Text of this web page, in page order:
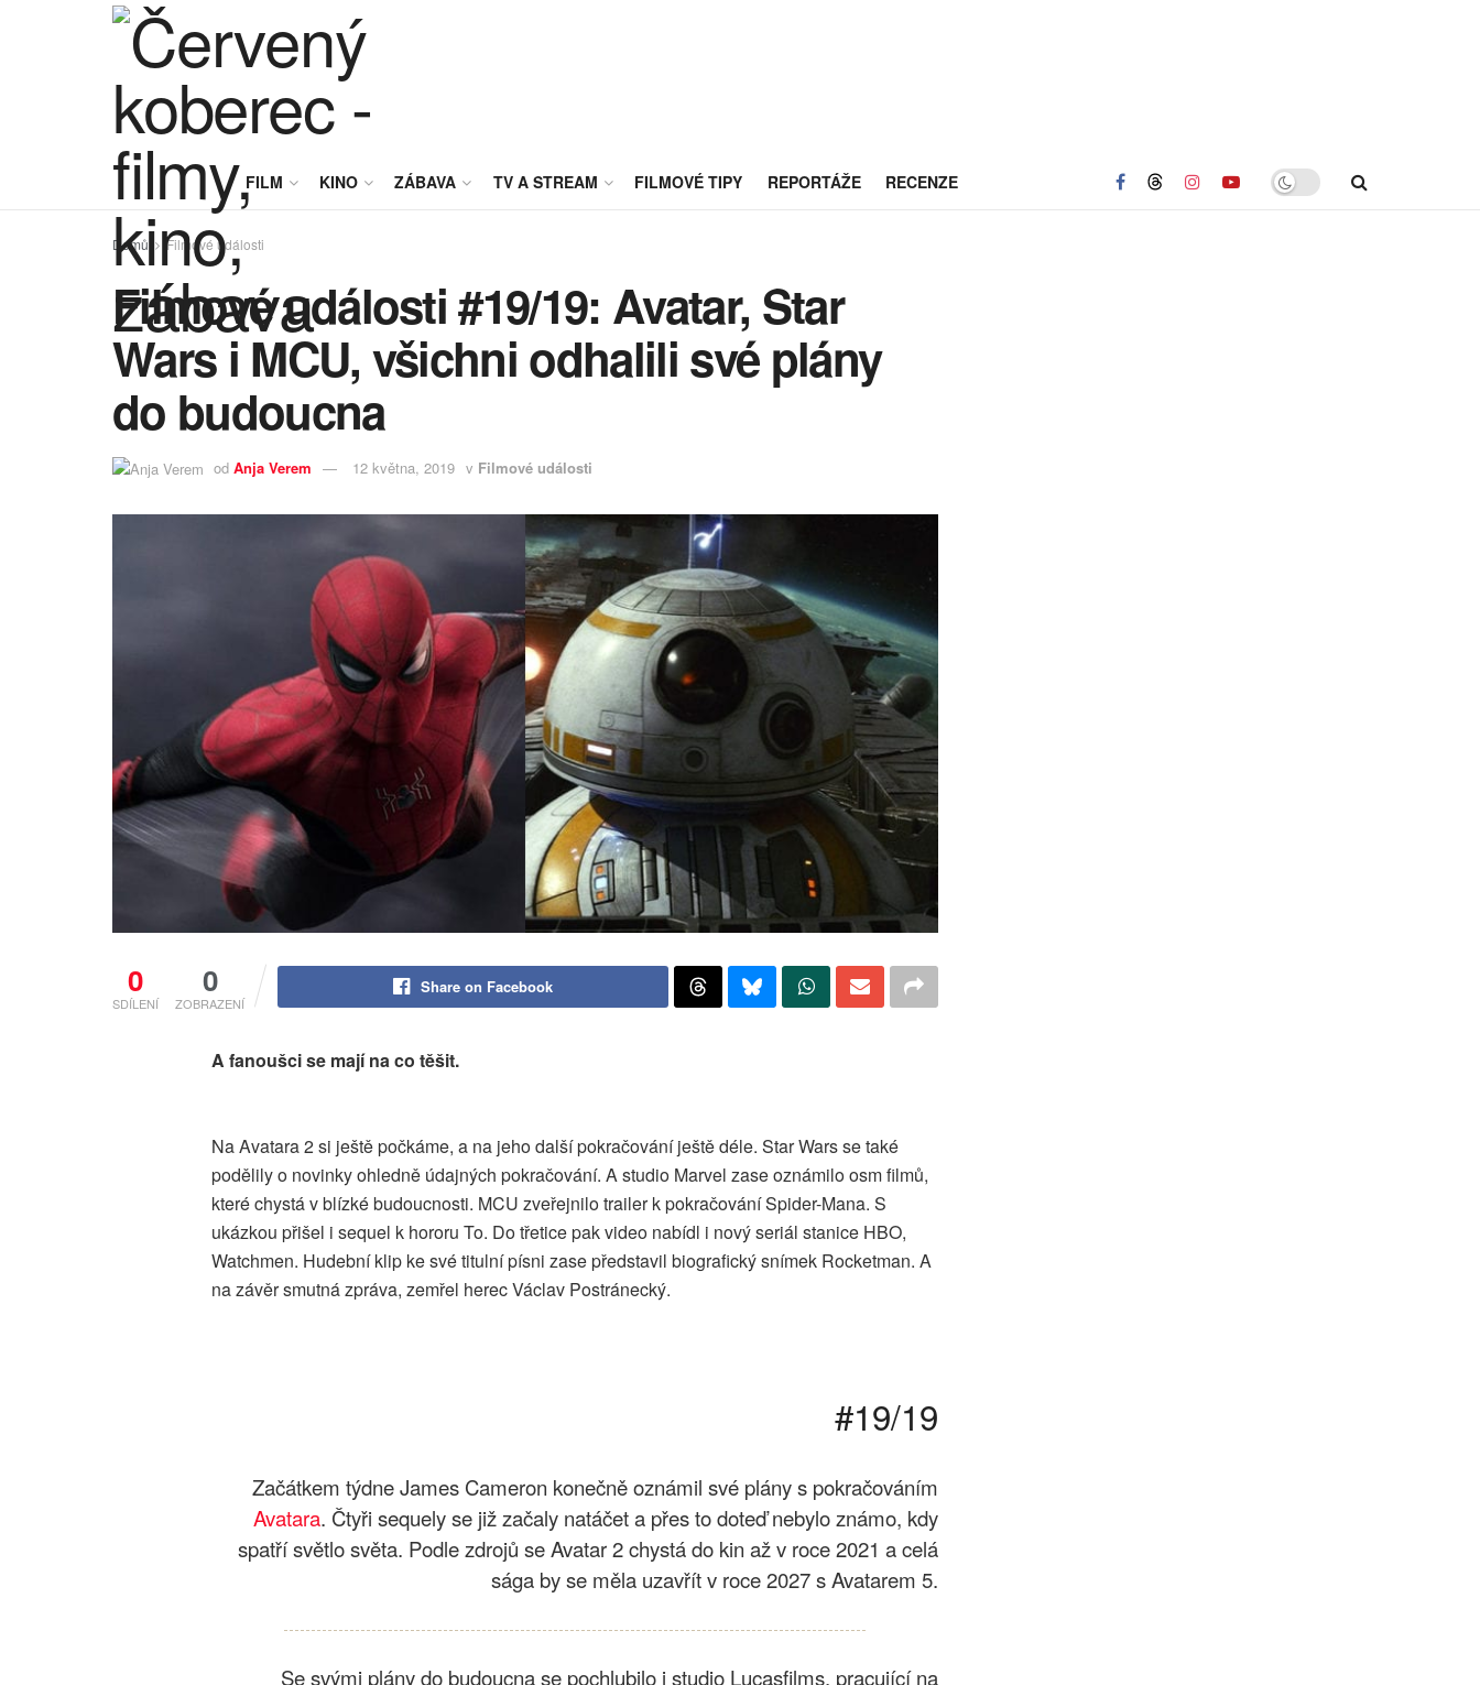
FILM KINO ZÁBAVA TV A STREAM FILMOVÉ TIPY REPORTÁŽE RECENZE
Domů Filmové události
Filmové události #19/19: Avatar, Star
Wars i MCU, všichni odhalili své plány
do budoucna
od Anja Verem 12 května, 2019 v Filmové události
0
SDÍLENÍ
0
ZOBRAZENÍ
Share on Facebook
A fanoušci se mají na co těšit.
Na Avatara 2 si ještě počkáme, a na jeho další pokračování ještě déle. Star Wars se také
podělily o novinky ohledně údajných pokračování. A studio Marvel zase oznámilo osm filmů,
které chystá v blízké budoucnosti. MCU zveřejnilo trailer k pokračování Spider-Mana. S
ukázkou přišel i sequel k hororu To. Do třetice pak video nabídl i nový seriál stanice HBO,
Watchmen. Hudební klip ke své titulní písni zase představil biografický snímek Rocketman. A
na závěr smutná zpráva, zemřel herec Václav Postránecký.
#19/19
Začátkem týdne James Cameron konečně oznámil své plány s pokračováním
Avatara. Čtyři sequely se již začaly natáčet a přes to doteď nebylo známo, kdy
spatří světlo světa. Podle zdrojů se Avatar 2 chystá do kin až v roce 2021 a celá
sága by se měla uzavřít v roce 2027 s Avatarem 5.
Se svými plány do budoucna se pochlubilo i studio Lucasfilms, pracující na